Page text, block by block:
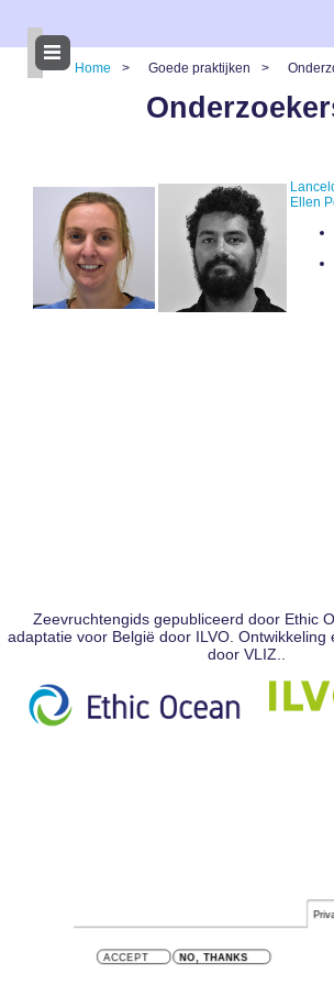
inhoud
Kruimelpad
Home Goede praktijken
Ellen
Zeevruchtengids gepubliceerd door Ethic
adaptatie voor België door ILVO. Ontwikkeling
door VLIZ..
ACCEPT NO, THANKS